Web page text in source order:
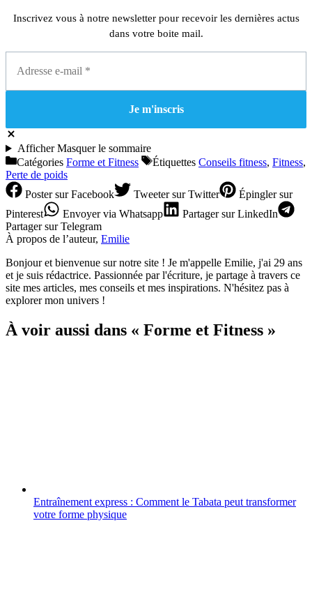
Inscrivez vous à notre newsletter pour recevoir les dernières actus
dans votre boite mail.
AfficherMasquerle sommaire
Catégories Forme et Fitness Étiquettes Conseils fitness, Fitness,
Perte de poids
Postersur Facebook Tweetersur Twitter Épinglersur
Pinterest
Envoyervia Whatsapp Partagersur LinkedIn
Partagersur Telegram
À propos de l’auteur, Emilie
Bonjour et bienvenue sur notre site ! Je m'appelle Emilie, j'ai 29 ans
et je suis rédactrice. Passionnée par l'écriture, je partage à travers ce
site mes articles, mes conseils et mes inspirations. N'hésitez pas à
explorer mon univers !
À voir aussi dans « Forme et Fitness »
Entraînement express : Comment le Tabata peut transformer
votre forme physique